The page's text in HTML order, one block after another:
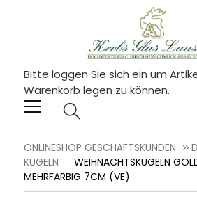
Bitte loggen Sie sich ein um
Warenkorb legen zu können.
ONLINESHOP GESCHÄFTSKUNDEN
KUGELN
WEIHNACHTSKUGELN
MEHRFARBIG 7CM (VE)